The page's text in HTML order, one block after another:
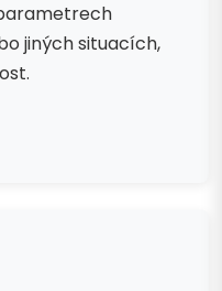
jiných situacích,